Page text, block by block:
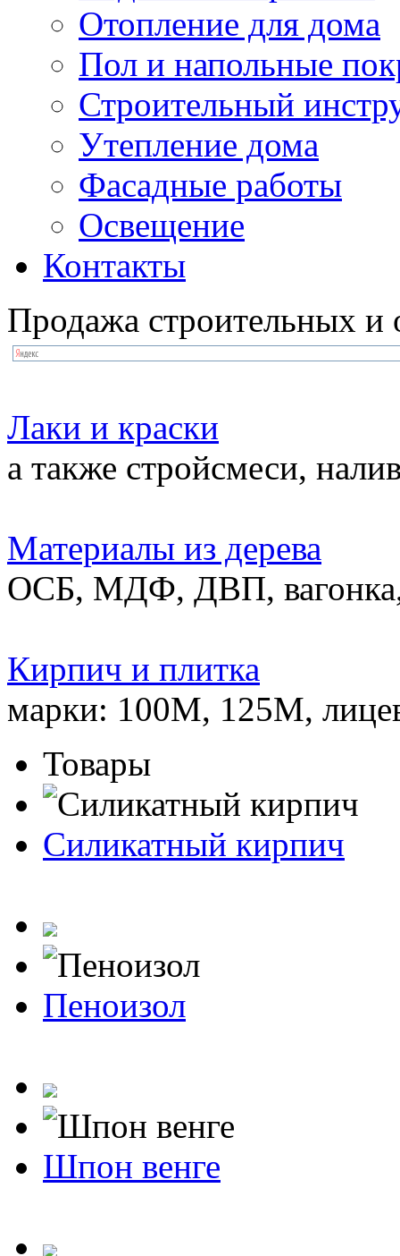
Отопление для дома
Пол и напольные
Строительный
Утепление дома
Фасадные работы
Освещение
Контакты
Продажа строительных и
Лаки и краски
а также стройсмеси,
Материалы из дерева
ОСБ, МДФ, ДВП,
Кирпич и плитка
марки: 100М, 125М,
Товары
Силикатный кирпич
Пеноизол
Шпон венге